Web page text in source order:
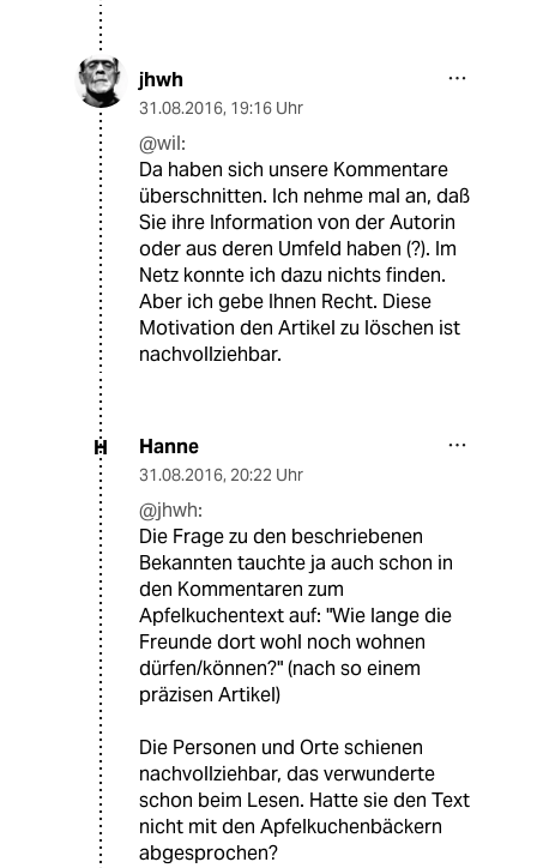
jhwh
31.08.2016, 19:16 Uhr
@wil:
Da haben sich unsere Kommentare
überschnitten. Ich nehme mal an, daß
Sie ihre Information von der Autorin
oder aus deren Umfeld haben (?). Im
Netz konnte ich dazu nichts finden.
Aber ich gebe Ihnen Recht. Diese
Motivation den Artikel zu löschen ist
nachvollziehbar.
H Hanne
31.08.2016, 20:22 Uhr
@jhwh:
Die Frage zu den beschriebenen
Bekannten tauchte ja auch schon in
den Kommentaren zum
Apfelkuchentext auf: "Wie lange die
Freunde dort wohl noch wohnen
dürfen/können?" (nach so einem
präzisen Artikel)
Die Personen und Orte schienen
nachvollziehbar, das verwunderte
schon beim Lesen. Hatte sie den Text
nicht mit den Apfelkuchenbäckern
abgesprochen?